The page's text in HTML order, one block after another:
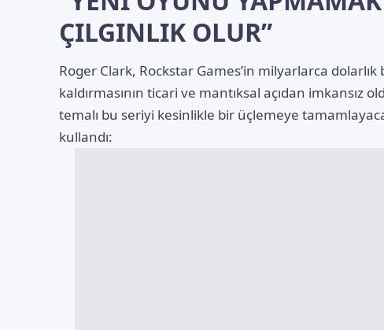
ÇILGINLIK OLUR”
Roger Clark, Rockstar Games’in milyarlarca
kaldırmasının ticari ve mantıksal açıdan imkansız
temalı bu seriyi kesinlikle bir üçlemeye
kullandı: